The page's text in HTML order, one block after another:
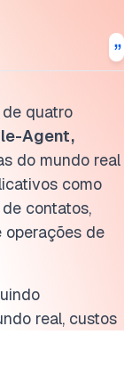
quatro
Agent,
do mundo real
como
contatos,
operações de
real, custos
de IA
desempenho